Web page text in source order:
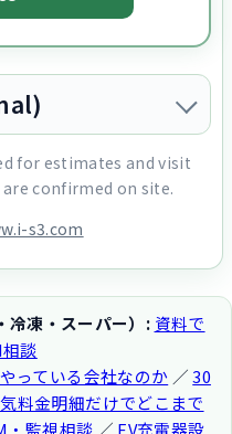
for estimates and visit
confirmed on site.
s3.com
冷凍・スーパー）: 資料で
談
っている会社なのか ／30
料金明細だけでどこまで
・監視相談 ／ EV充電器設